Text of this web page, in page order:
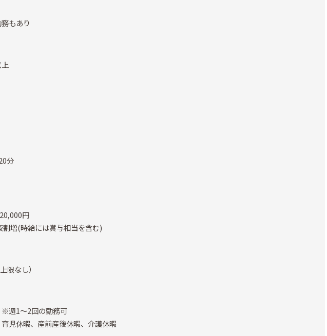
もあり
分
円
増(時給には賞与相当を含む)
限なし）
週1～2回の勤務可
児休暇、産前産後休暇、介護休暇